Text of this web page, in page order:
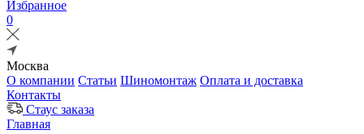
Избранное
0
Москва
О компании Статьи Шиномонтаж Оплата и доставка
Контакты
Стаус заказа
Главная